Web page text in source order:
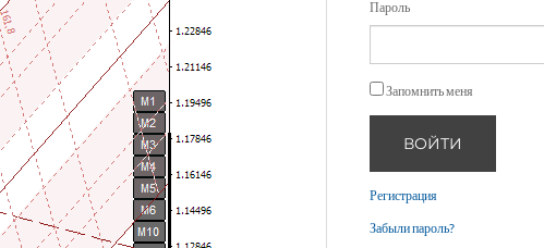
Пароль
Запомнить меня
ВОЙТИ
Регистрация
Забыли пароль?